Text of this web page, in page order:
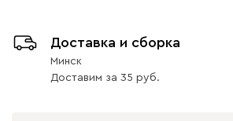
Вертикаль
Доставка и сборка
Минск
Доставим за 35